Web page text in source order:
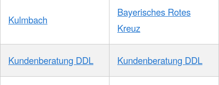
Kulmbach
Bayerisches Rotes
Kreuz
Kundenberatung DDL Kundenberatung DDL